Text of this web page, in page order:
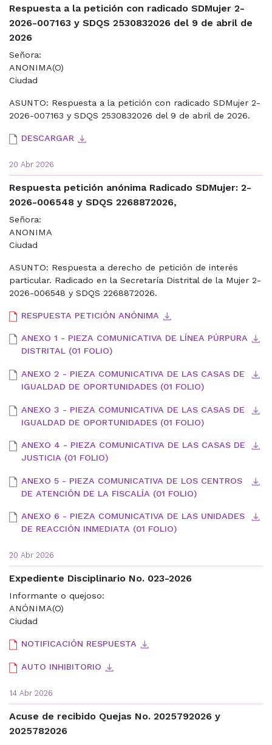
Respuesta a la petición con radicado SDMujer 2-
2026-007163 y SDQS 2530832026 del 9 de abril de
2026
Señora:
ANONIMA(O)
Ciudad
ASUNTO: Respuesta a la petición con radicado SDMujer 2-
2026-007163 y SDQS 2530832026 del 9 de abril de 2026.
DESCARGAR
20 Abr 2026
Respuesta petición anónima Radicado SDMujer: 2-
2026-006548 y SDQS 2268872026,
Señora:
ANONIMA
Ciudad
ASUNTO: Respuesta a derecho de petición de interés
particular. Radicado en la Secretaría Distrital de la Mujer 2-
2026-006548 y SDQS 2268872026.
RESPUESTA PETICIÓN ANÓNIMA
ANEXO 1 - PIEZA COMUNICATIVA DE LÍNEA PÚRPURA
DISTRITAL (01 FOLIO)
ANEXO 2 - PIEZA COMUNICATIVA DE LAS CASAS DE
IGUALDAD DE OPORTUNIDADES (01 FOLIO)
ANEXO 3 - PIEZA COMUNICATIVA DE LAS CASAS DE
IGUALDAD DE OPORTUNIDADES (01 FOLIO)
ANEXO 4 - PIEZA COMUNICATIVA DE LAS CASAS DE
JUSTICIA (01 FOLIO)
ANEXO 5 - PIEZA COMUNICATIVA DE LOS CENTROS
DE ATENCIÓN DE LA FISCALÍA (01 FOLIO)
ANEXO 6 - PIEZA COMUNICATIVA DE LAS UNIDADES
DE REACCIÓN INMEDIATA (01 FOLIO)
20 Abr 2026
Expediente Disciplinario No. 023-2026
Informante o quejoso:
ANÓNIMA(O)
Ciudad
NOTIFICACIÓN RESPUESTA
AUTO INHIBITORIO
14 Abr 2026
Acuse de recibido Quejas No. 2025792026 y
2025782026